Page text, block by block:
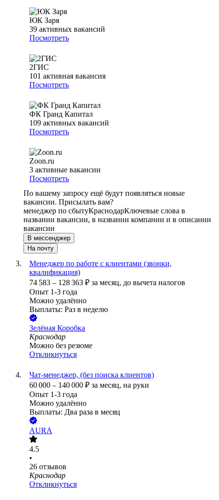
ЮК Заря
39 активных вакансий
Посмотреть
2ГИС
101 активная вакансия
Посмотреть
ФК Гранд Капитал
109 активных вакансий
Посмотреть
Zoon.ru
3 активные вакансии
Посмотреть
По вашему запросу ещё будут появляться новые
вакансии. Присылать вам?
менеджер по сбытуКраснодарКлючевые слова в
названии вакансии, в названии компании и в описании
вакансии
В мессенджер
На почту
Менеджер по работе с клиентами (звонки,
квалификация)
74 583 – 128 363 ₽ за месяц, до вычета налогов
Опыт 1-3 года
Можно удалённо
Выплаты: Раз в неделю
Зелёная Коробка
Краснодар
Можно без резюме
Откликнуться
Чат-менеджер, (без поиска клиентов)
60 000 – 140 000 ₽ за месяц, на руки
Опыт 1-3 года
Можно удалённо
Выплаты: Два раза в месяц
AURA
4.5
•
26 отзывов
Краснодар
Откликнуться